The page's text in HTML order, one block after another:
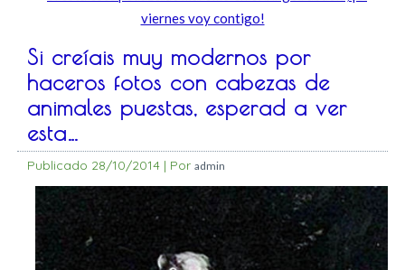
viernes voy contigo!
Si creíais muy modernos por
haceros fotos con cabezas de
animales puestas, esperad a ver
esta…
Publicado 28/10/2014 | Por admin